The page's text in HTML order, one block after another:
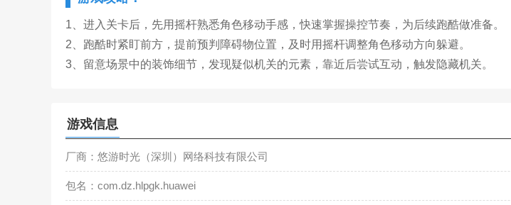
1、进入关卡后，先用摇杆熟悉角色移动手感，快速掌握操控节奏，为后续跑酷做准备。
2、跑酷时紧盯前方，提前预判障碍物位置，及时用摇杆调整角色移动方向躲避。
3、留意场景中的装饰细节，发现疑似机关的元素，靠近后尝试互动，触发隐藏机关。
游戏信息
厂商：悠游时光（深圳）网络科技有限公司
包名：com.dz.hlpgk.huawei